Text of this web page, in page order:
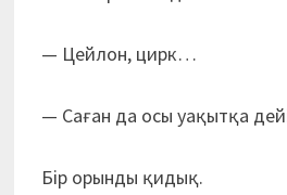
— Цейлон, цирк…
— Саған да осы уақытқа
Бір орынды қидық.